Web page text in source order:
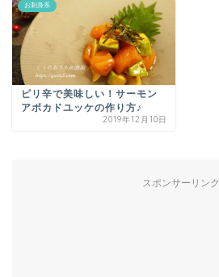
お刺身系
ピリ辛で美味しい！サーモン
アボカドユッケの作り方♪
2019年12月10日
スポンサーリンク